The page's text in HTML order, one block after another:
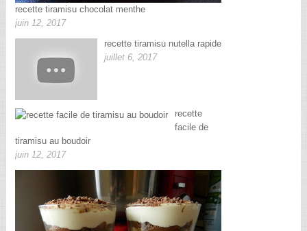
recette tiramisu chocolat menthe
juin 12, 2017
recette tiramisu nutella rapide
juillet 6, 2017
recette
facile de
tiramisu au boudoir
juin 12, 2017